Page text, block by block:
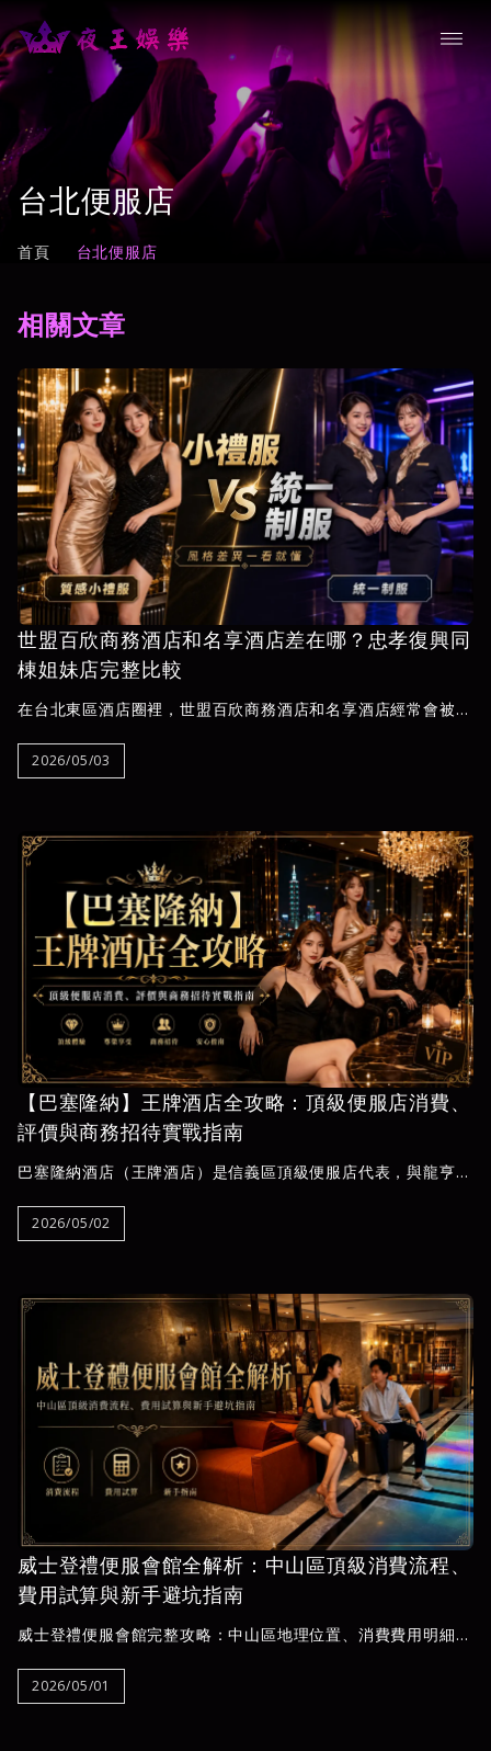
台北便服店
首頁 台北便服店
相關文章
世盟百欣商務酒店和名享酒店差在哪？忠孝復興同
棟姐妹店完整比較
在台北東區酒店圈裡，世盟百欣商務酒店和名享酒店經常會被放
號，鄰近捷運忠孝復興站與SOGO商圈，而且彼此屬於同棟樓的
姐妹店配置。對第一次查台北酒店的人來說，很容易以為兩間只
2026/05/03
【巴塞隆納】王牌酒店全攻略：頂級便服店消費、
評價與商務招待實戰指南
巴塞隆納酒店（王牌酒店）是信義區頂級便服店代表，與龍亨酒
公關類型、進場流程與商務招待安排，並揭露新手常踩的費用陷
阱，由夜王娛樂提供透明報價與五星評分，協助你在進場前掌握
2026/05/02
威士登禮便服會館全解析：中山區頂級消費流程、
費用試算與新手避坑指南
威士登禮便服會館完整攻略：中山區地理位置、消費費用明細
手常見誤區破解。夜王娛樂提供透明費用試算與18:00–05:00專
業客服，幫你安心規劃每一次消費。
2026/05/01